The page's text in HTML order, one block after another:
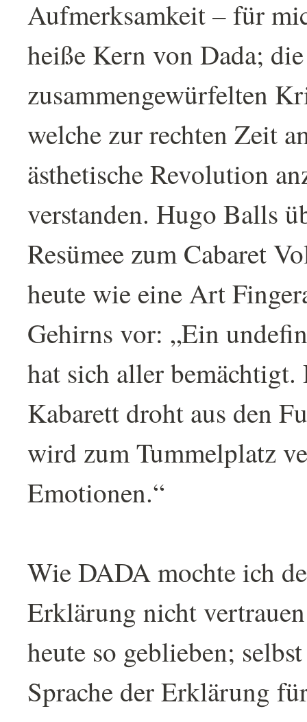
Aufmerksamkeit – für
heiße Kern von Dada;
zusammengewürfelten
welche zur rechten Zeit
ästhetische Revolution
verstanden. Hugo Balls
Resümee zum Cabaret
heute wie eine Art
Gehirns vor: „Ein
hat sich aller bemächtigt.
Kabarett droht aus den
wird zum Tummelplatz
Emotionen.“
Wie DADA mochte ich
Erklärung nicht
heute so geblieben;
Sprache der Erklärung